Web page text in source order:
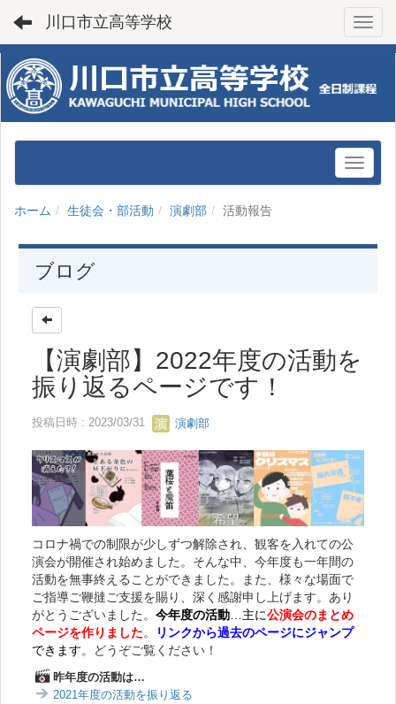
川口市立高等学校
ホーム 生徒会・部活動 演劇部 活動報告
ブログ
【演劇部】2022年度の活動を
振り返るページです！
投稿日時 : 2023/03/31 演劇部
コロナ禍での制限が少しずつ解除され、観客を入れての公
演会が開催され始めました。そんな中、今年度も一年間の
活動を無事終えることができました。また、様々な場面で
ご指導ご鞭撻ご支援を賜り、深く感謝申し上げます。あり
がとうございました。 今年度の活動 …主に公演会のまとめ
ページを作りました。
リンクから過去のページにジャンプ
できます。どうぞご覧ください！
昨年度の活動は…
2021年度の活動を振り返る